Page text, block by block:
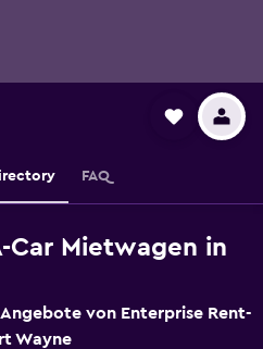
FAQ
Car Mietwagen in
von Enterprise Rent-
Wayne